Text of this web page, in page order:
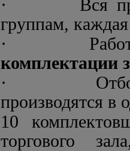
· Вся
группам,
·
комплектации
· Отборка,
производятся в
10
торгового